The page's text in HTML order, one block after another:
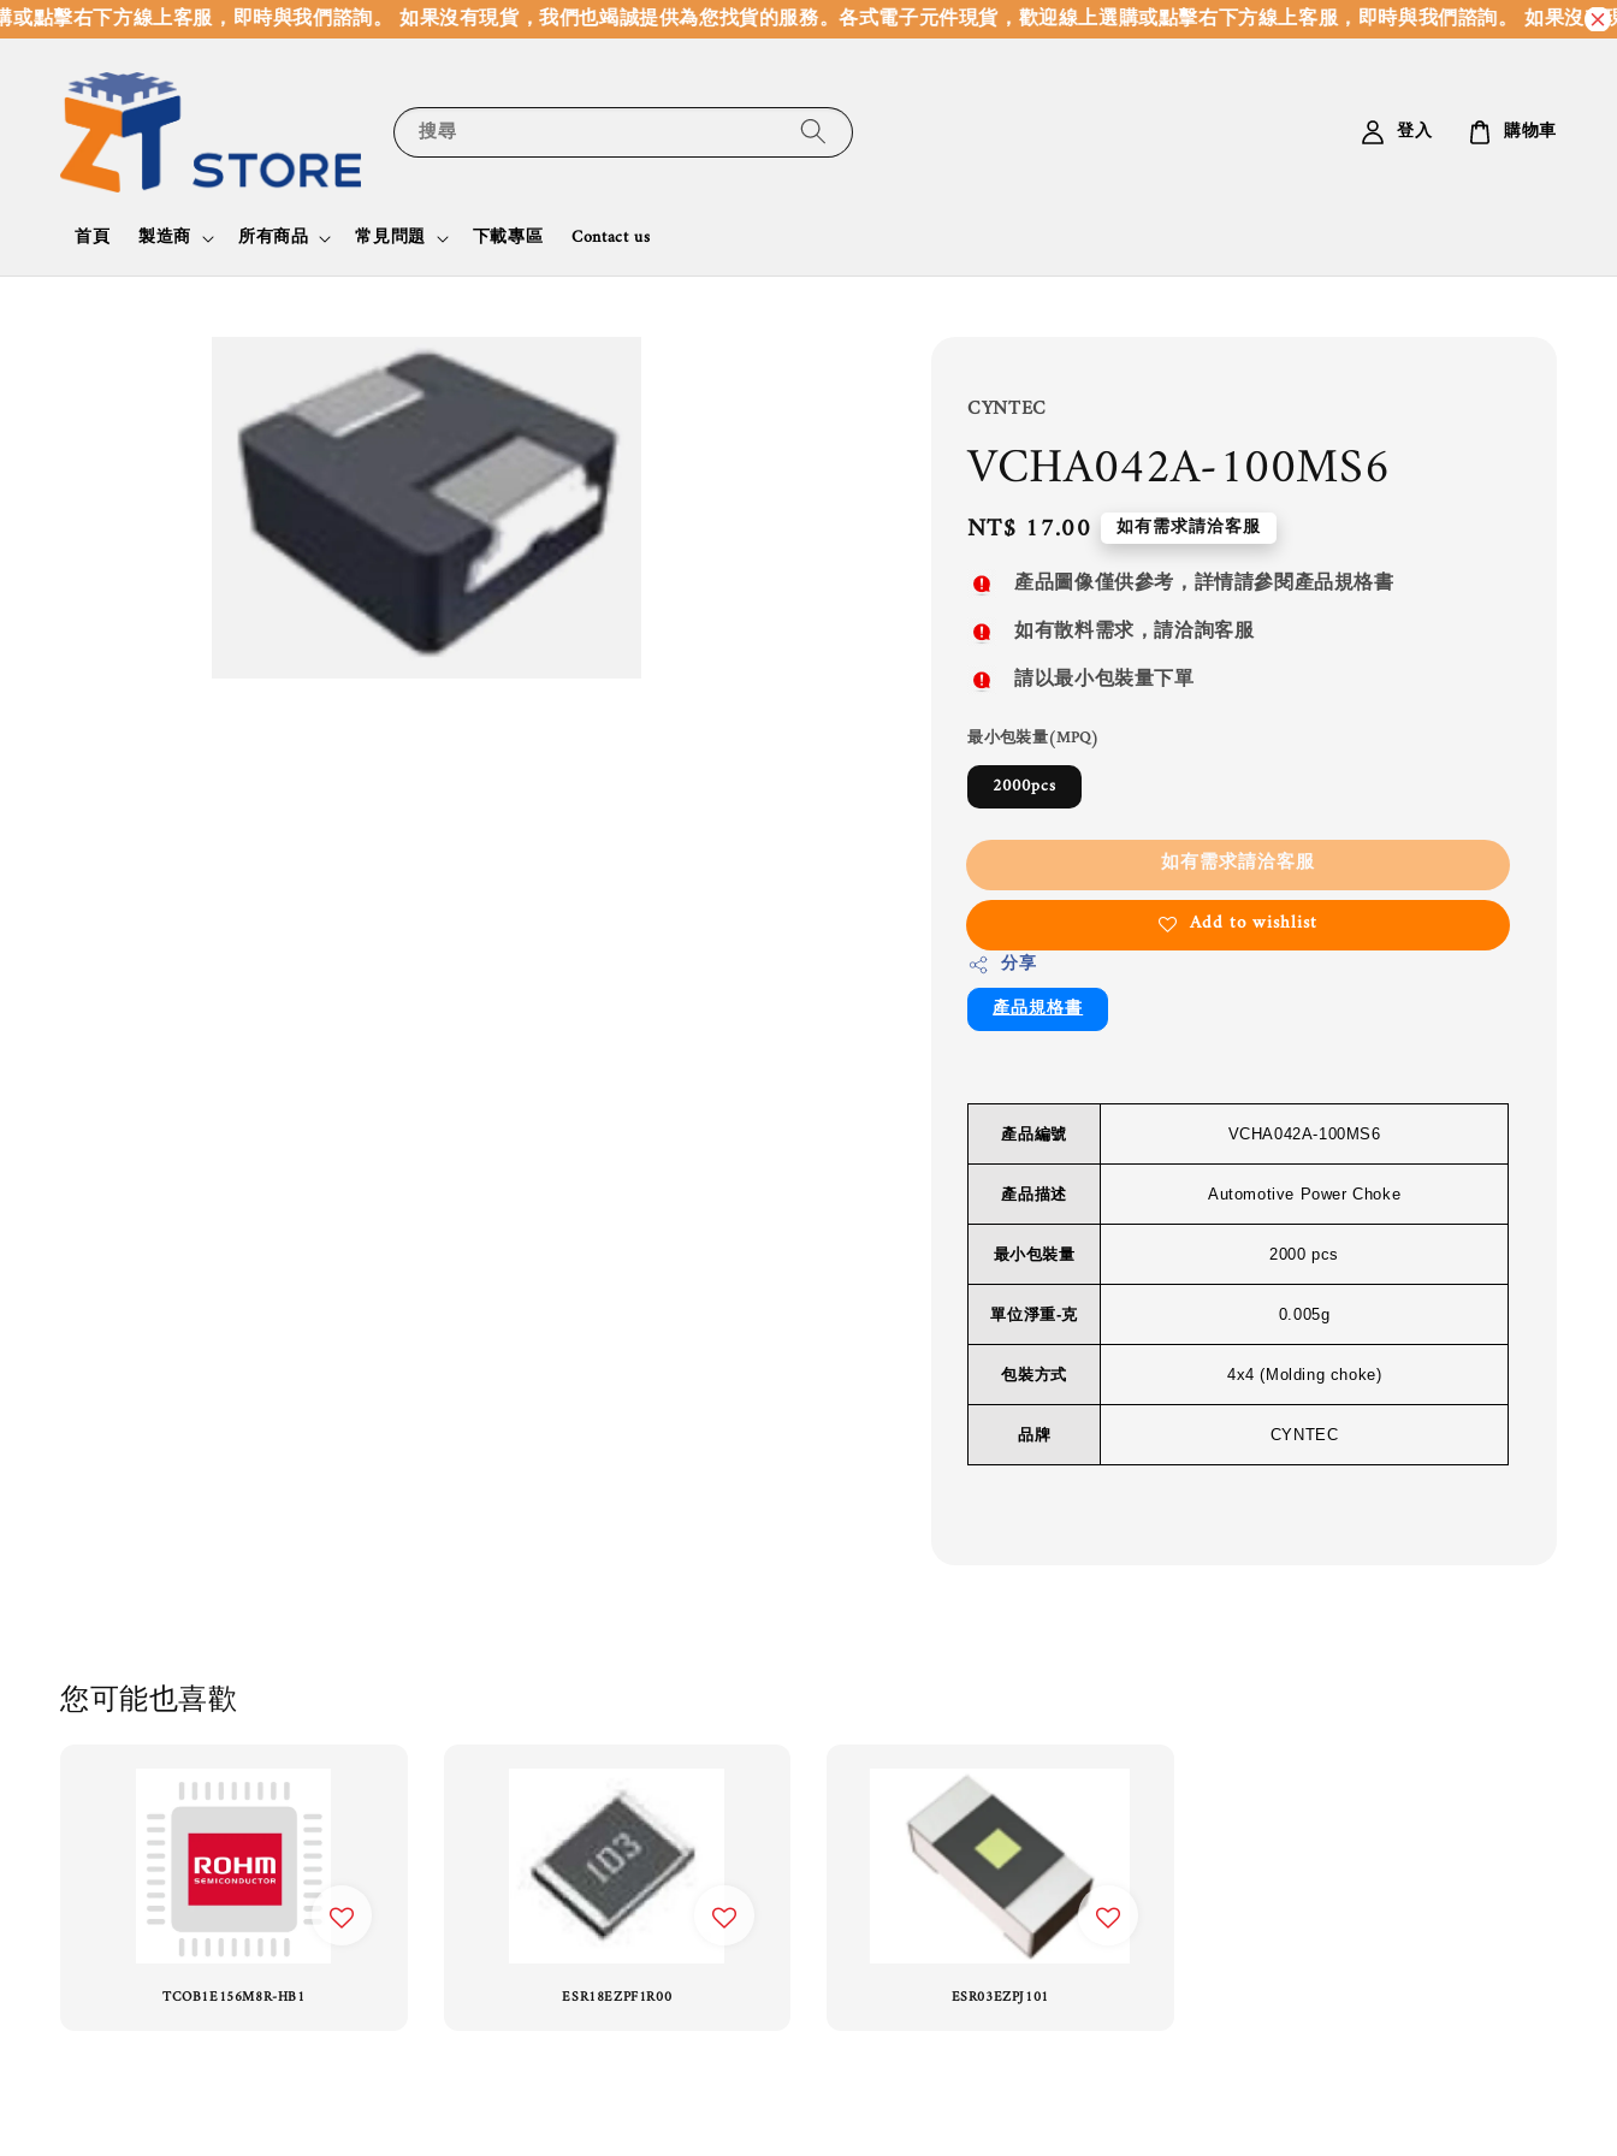
點擊右下方線上客服，即時與我們諮詢。 如果沒有現貨，我們也竭誠提供為您找貨的服務。各式電子元件現貨，歡迎線上選購或點擊右下方線上客服，即時與我們諮詢。 如果沒有
搜尋
首頁 製造商 所有商品 常見問題 下載專區 Contact us
登入 購物車
CYNTEC
VCHA042A-100MS6
Regular
price
NT$ 17.00 如有需求請洽客服
產品圖像僅供參考，詳情請參閱產品規格書
如有散料需求，請洽詢客服
請以最小包裝量下單
最小包裝量(MPQ)
2000pcs
如有需求請洽客服
Add to wishlist
分享
產品規格書
產品編號 VCHA042A-100MS6
產品描述 Automotive Power Choke
最小包裝量 2000 pcs
單位淨重-克 0.005g
包裝方式 4x4 (Molding choke)
品牌 CYNTEC
您可能也喜歡
TCOB1E156M8R-HB1 ESR18EZPF1R00 ESR03EZPJ101